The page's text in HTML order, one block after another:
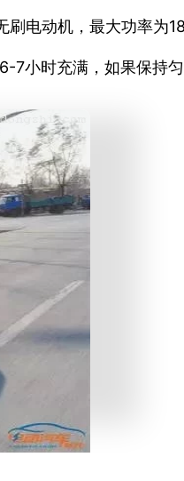
电动机，最大功率为
小时充满，如果保持